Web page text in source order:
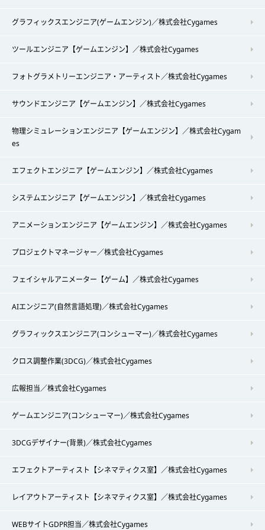
グラフィックスエンジニア(ゲームエンジン)／株式会社Cygames
ツールエンジニア【ゲームエンジン】／株式会社Cygames
フォトグラメトリーエンジニア・アーティスト／株式会社Cygames
サウンドエンジニア【ゲームエンジン】／株式会社Cygames
物理シミュレーションエンジニア【ゲームエンジン】／株式会社Cygam
es
エフェクトエンジニア【ゲームエンジン】／株式会社Cygames
システムエンジニア【ゲームエンジン】／株式会社Cygames
アニメーションエンジニア【ゲームエンジン】／株式会社Cygames
プロジェクトマネージャー／株式会社Cygames
フェイシャルアニメーター【ゲーム】／株式会社Cygames
AIエンジニア(自然言語処理)／株式会社Cygames
グラフィックスエンジニア(コンシューマー)／株式会社Cygames
クロス調整作業(3DCG)／株式会社Cygames
広報担当／株式会社Cygames
ゲームエンジニア(コンシューマー)／株式会社Cygames
3DCGデザイナー(背景)／株式会社Cygames
エフェクトアーティスト【シネマティクス室】／株式会社Cygames
レイアウトアーティスト【シネマティクス室】／株式会社Cygames
WEBサイトGDPR担当／株式会社Cygames